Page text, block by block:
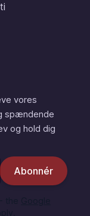
vores
spændende
og hold dig
Abonnér